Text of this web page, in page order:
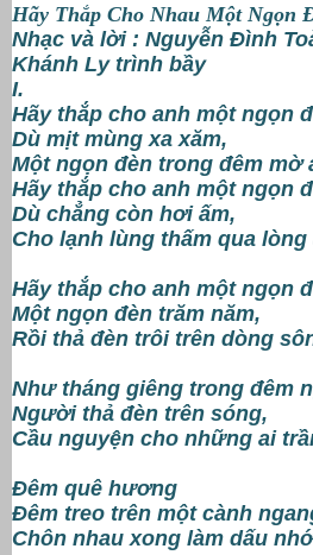
Hãy Thắp Cho Nhau Một Ngọn
Nhạc và lời : Nguyễn Đình
Khánh Ly trình bầy
I.
Hãy thắp cho anh một ngọn
Dù mịt mùng xa xăm,
Một ngọn đèn trong đêm mờ
Hãy thắp cho anh một ngọn
Dù chẳng còn hơi ấm,
Cho lạnh lùng thấm qua lòng
Hãy thắp cho anh một ngọn
Một ngọn đèn trăm năm,
Rồi thả đèn trôi trên dòng
Như tháng giêng trong đêm
Người thả đèn trên sóng,
Cầu nguyện cho những ai
Đêm quê hương
Đêm treo trên một cành
Chôn nhau xong làm dấu